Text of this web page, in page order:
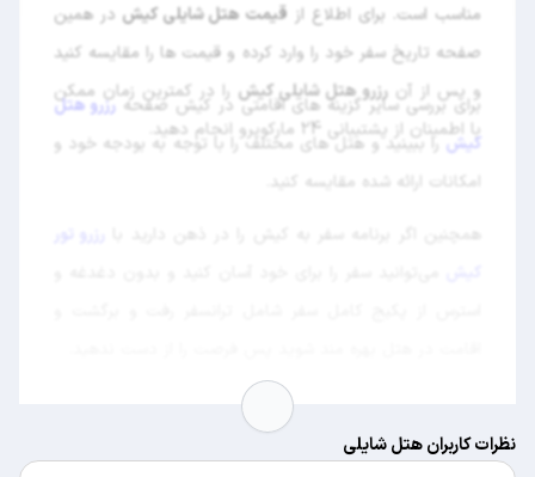
مناسب است. برای اطلاع از قیمت هتل شایلی کیش در همین
صفحه تاریخ سفر خود را وارد کرده و قیمت ها را مقایسه کنید
و پس از آن رزرو هتل شایلی کیش را در کمترین زمان ممکن
با اطمینان از پشتیبانی 24 مارکوپرو انجام دهید.
برای بررسی سایر گزینه های اقامتی در کیش صفحه رزرو هتل
کیش را ببینید و هتل های مختلف را با توجه به بودجه خود و
امکانات ارائه شده مقایسه کنید.
همچنین اگر برنامه سفر به کیش را در ذهن دارید با
رزرو تور
نظرات کاربران هتل شایلی